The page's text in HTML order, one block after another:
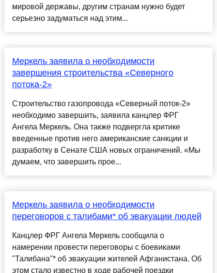
мировой державы, другим странам нужно будет
серьезно задуматься над этим...
Меркель заявила о необходимости
завершения строительства «Северного
потока-2»
Строительство газопровода «Северный поток-2»
необходимо завершить, заявила канцлер ФРГ
Ангела Меркель. Она также подвергла критике
введенные против него американские санкции и
разработку в Сенате США новых ограничений. «Мы
думаем, что завершить прое...
Меркель заявила о необходимости
переговоров с талибами* об эвакуации людей
Канцлер ФРГ Ангела Меркель сообщила о
намерении провести переговоры с боевиками
"Талибана"* об эвакуации жителей Афганистана. Об
этом стало известно в ходе рабочей поездки